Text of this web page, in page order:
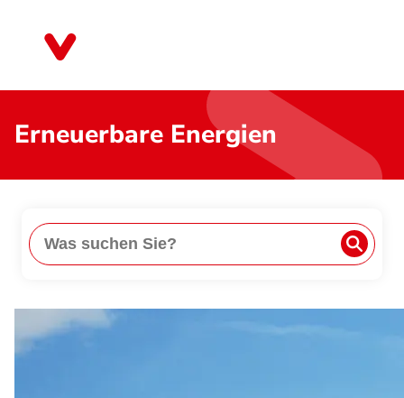
Erneuerbare Energien